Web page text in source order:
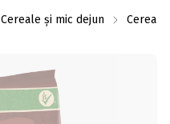
Cereale și mic dejun